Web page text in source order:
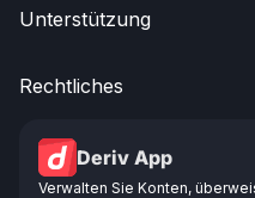
Unterstützung
Rechtliches
Deriv App
Verwalten Sie Konten,